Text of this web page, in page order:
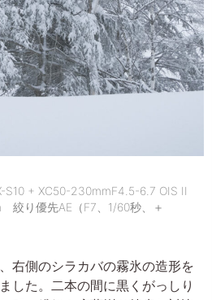
+ XC50-230mmF4.5-6.7 OIS II
り優先AE（F7、1/60秒、＋
右側のシラカバの霧氷の造形を
した。二本の間に黒くがっしり